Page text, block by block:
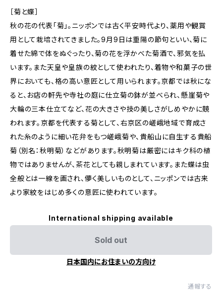
［菊と蝶］
秋の花の代表「菊」。ニッポンでは古く平安時代より、薬用や観賞
用として栽培されてきました。9月9日は重陽の節句といい、菊に
着せた綿で体をぬぐったり、菊の花を浮かべた菊酒で、邪気を払
います。また天皇や皇族の紋として使われたり、着物や和菓子の世
界においても、格の高い意匠として用いられます。京都では秋にな
ると、お店の軒先や寺社の庭に仕立菊の鉢が並べられ、懸崖菊や
大輪の三本仕立てなど、花の大きさや技の美しさがしめやかに競
われます。京都を代表する菊として、右京区の嵯峨地域で育成さ
れた糸のように細い花弁をもつ嵯峨菊や、貴船山に自生する貴船
菊（別名：秋明菊）などがあります。秋明菊は厳密にはキク科の植
物ではありませんが、茶花としても親しまれています。また蝶は虫
全般とは一線を画され、儚く美しいものとして、ニッポンでは古来
より家紋をはじめ多くの意匠に使われています。
International shipping available
Sold out
日本国内にお住まいの方向け
通報する